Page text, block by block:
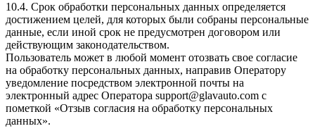
10.4. Срок обработки персональных данных определяется
достижением целей, для которых были собраны персональные
данные, если иной срок не предусмотрен договором или
действующим законодательством.
Пользователь может в любой момент отозвать свое согласие
на обработку персональных данных, направив Оператору
уведомление посредством электронной почты на
электронный адрес Оператора support@glavauto.com с
пометкой «Отзыв согласия на обработку персональных
данных».